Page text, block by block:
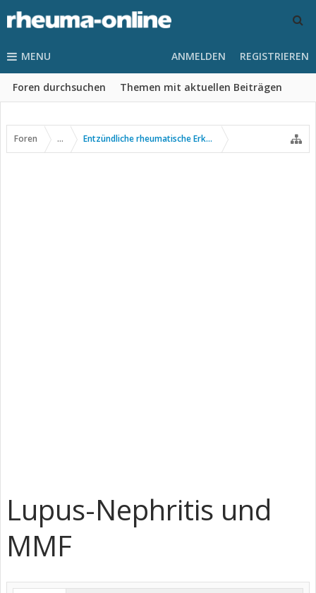
MENU
Foren durchsuchen Themen mit aktuellen Beiträgen
ANMELDEN REGISTRIEREN
Foren ... Entzündliche rheumatische Erkrankungen
Lupus-Nephritis und
MMF